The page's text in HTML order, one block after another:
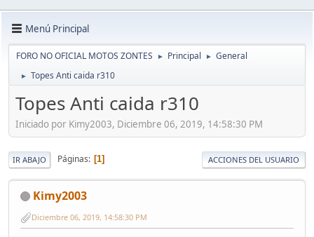
Menú Principal
FORO NO OFICIAL MOTOS ZONTES ► Principal ► General
► Topes Anti caida r310
Topes Anti caida r310
Iniciado por Kimy2003, Diciembre 06, 2019, 14:58:30 PM
IR ABAJO Páginas 1 ACCIONES DEL USUARIO
Kimy2003
Diciembre 06, 2019, 14:58:30 PM